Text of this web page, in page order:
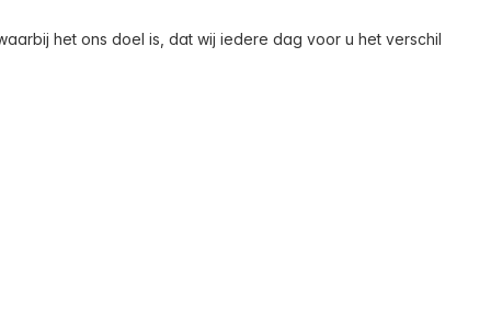
het ons doel is, dat wij iedere dag voor u het verschil